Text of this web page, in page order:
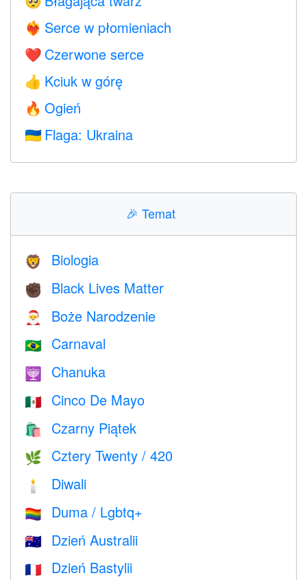
❤️‍🔥 Serce w płomieniach
❤️ Czerwone serce
👍 Kciuk w górę
🔥 Ogień
🇺🇦 Flaga: Ukraina
🎉 Temat
🦁 Biologia
✊🏿 Black Lives Matter
🎅 Boże Narodzenie
🇧🇷 Carnaval
🕎 Chanuka
🇲🇽 Cinco De Mayo
🛍 Czarny Piątek
🌿 Cztery Twenty / 420
🕯 Diwali
🏳️‍🌈 Duma / Lgbtq+
🇦🇺 Dzień Australii
🇫🇷 Dzień Bastylii